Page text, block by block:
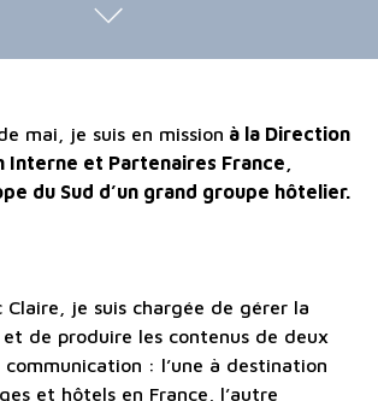
mai, je suis en mission à la Direction
Interne et Partenaires France,
du Sud d’un grand groupe hôtelier.
Claire, je suis chargée de gérer la
de produire les contenus de deux
: l’une à destination
et hôtels en France, l’autre